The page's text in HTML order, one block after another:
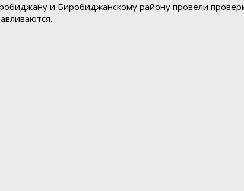
и Биробиджанскому району провели